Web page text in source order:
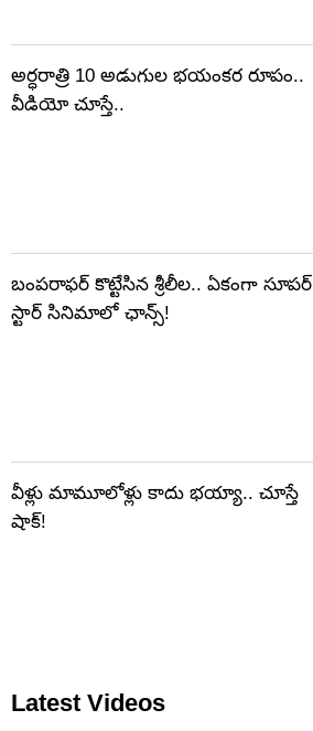
అర్ధరాత్రి 10 అడుగుల భయంకర రూపం..
వీడియో చూస్తే..
బంపరాఫర్ కొట్టేసిన శ్రీలీల.. ఏకంగా సూపర్
స్టార్ సినిమాలో ఛాన్స్!
వీళ్లు మామూలోళ్లు కాదు భయ్యా.. చూస్తే
షాక్!
Latest Videos